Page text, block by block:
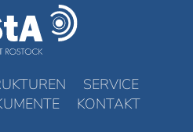
SERVICE
KONTAKT